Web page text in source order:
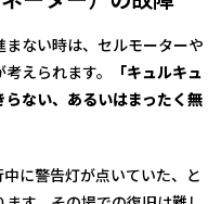
ない時は、セルモーターや
えられます。
「キュルキュ
ない、あるいはまったく無
に警告灯が点いていた、と